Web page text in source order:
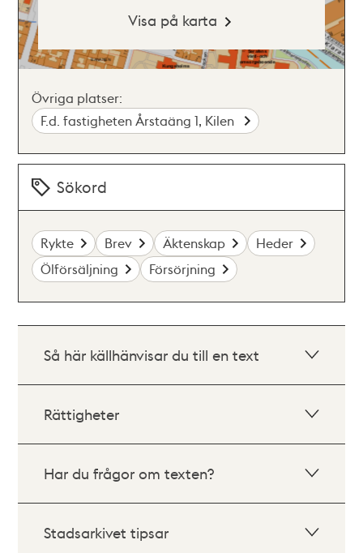
Visa på karta
Övriga platser:
F.d. fastigheten Årstaäng 1, Kilen
Sökord
Rykte Brev Äktenskap
Heder
Ölförsäljning
Försörjning
Så här källhänvisar du till en text
Rättigheter
Har du frågor om texten?
Stadsarkivet tipsar